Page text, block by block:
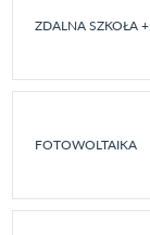
ZDALNA SZKOŁA +
FOTOWOLTAIKA